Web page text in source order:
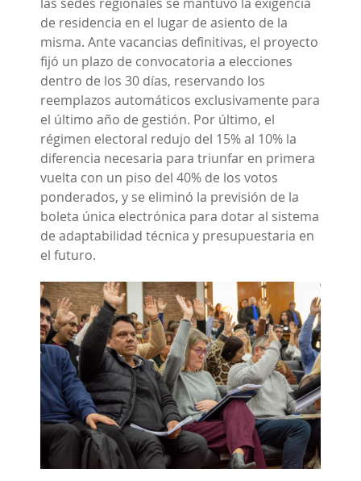
de residencia en el lugar de asiento de la
misma. Ante vacancias definitivas, el proyecto
fijó un plazo de convocatoria a elecciones
dentro de los 30 días, reservando los
reemplazos automáticos exclusivamente para
el último año de gestión. Por último, el
régimen electoral redujo del 15% al 10% la
diferencia necesaria para triunfar en primera
vuelta con un piso del 40% de los votos
ponderados, y se eliminó la previsión de la
boleta única electrónica para dotar al sistema
de adaptabilidad técnica y presupuestaria en
el futuro.